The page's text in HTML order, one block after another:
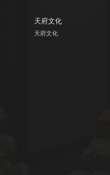
天府文化
天府文化